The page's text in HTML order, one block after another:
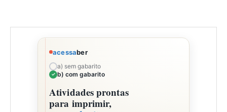
acessaber
a) sem gabarito
b) com gabarito
Atividades prontas
para imprimir,